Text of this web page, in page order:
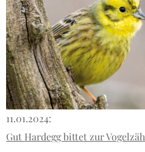
11.01.2024:
Gut Hardegg bittet zur